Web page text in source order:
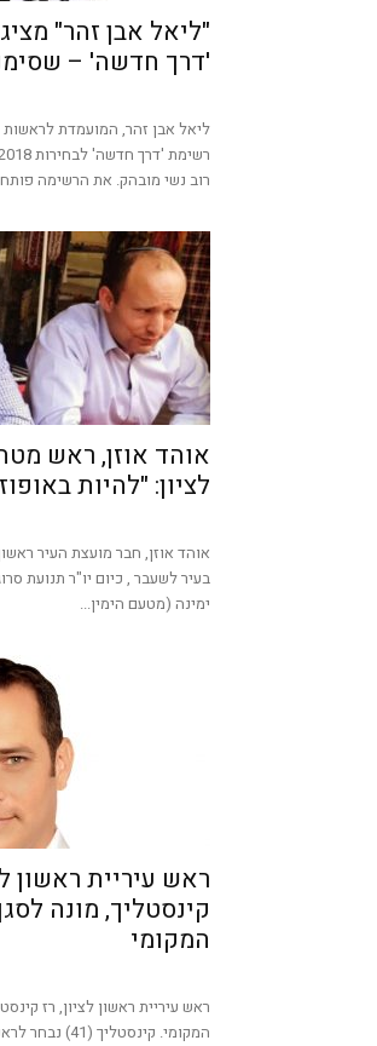
"ליאל אבן זהר"
'דרך חדשה' –
ליאל אבן זהר, המועמדת
רוב נשי מובהק. את הרשימה
אוהד אוזן, ראש
לציון: "להיות
אוהד אוזן, חבר מועצת העיר
בעיר לשעבר , כיום יו"ר תנועת
ימינה (מטעם הימין...
ראש עיריית ראשון
קינסטליך, מונה
המקומי
ראש עיריית ראשון לציון, רז
המקומי.